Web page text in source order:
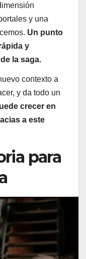
y una
Un punto
y
la saga.
contexto a
y da todo un
crecer en
a este
para